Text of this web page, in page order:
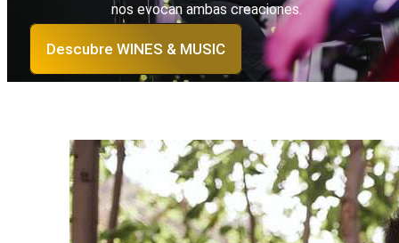
nos evocan ambas creaciones.
Descubre WINES & MUSIC